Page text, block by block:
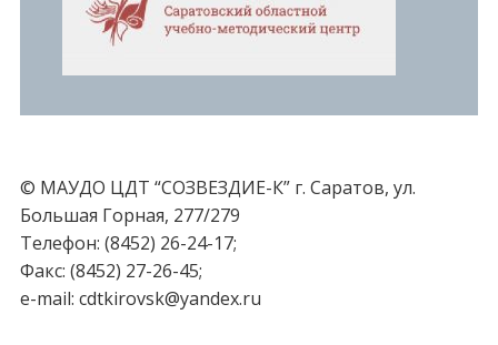
© МАУДО ЦДТ “СОЗВЕЗДИЕ-К” г. Саратов, ул.
Большая Горная, 277/279
Телефон: (8452) 26-24-17;
Факс: (8452) 27-26-45;
e-mail: cdtkirovsk@yandex.ru